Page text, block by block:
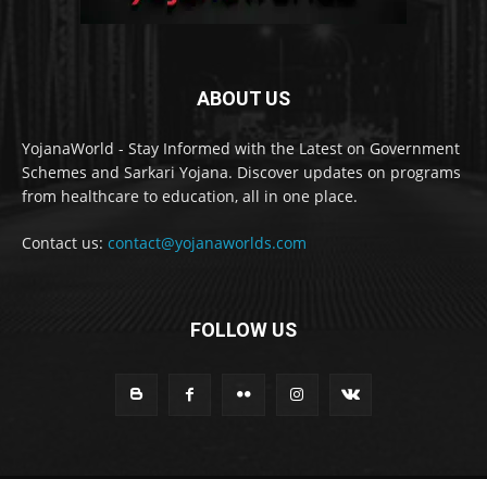
ABOUT US
YojanaWorld - Stay Informed with the Latest on Government
Schemes and Sarkari Yojana. Discover updates on programs
from healthcare to education, all in one place.
Contact us: contact@yojanaworlds.com
FOLLOW US